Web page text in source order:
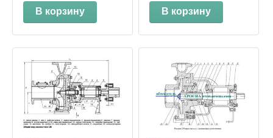
В корзину В корзину